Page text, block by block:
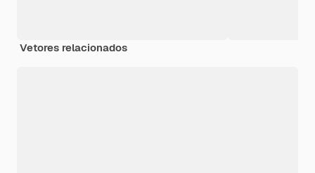
Vetores relacionados